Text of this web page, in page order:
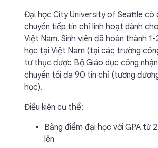
Đại học City University of Seattle có
chuyển tiếp tín chỉ linh hoạt dành
Việt Nam. Sinh viên đã hoàn thành 1-
học tại Việt Nam (tại các trường
tư thục được Bộ Giáo dục công
chuyển tối đa 90 tín chỉ (tương
học).
Điều kiện cụ thể:
Bảng điểm đại học với GPA từ
lên